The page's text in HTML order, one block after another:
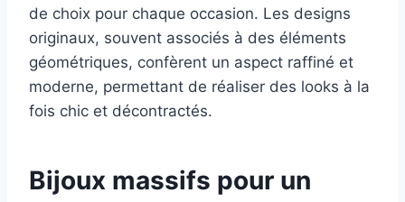
de choix pour chaque occasion. Les designs
originaux, souvent associés à des éléments
géométriques, confèrent un aspect raffiné et
moderne, permettant de réaliser des looks à la
fois chic et décontractés.
Bijoux massifs pour un